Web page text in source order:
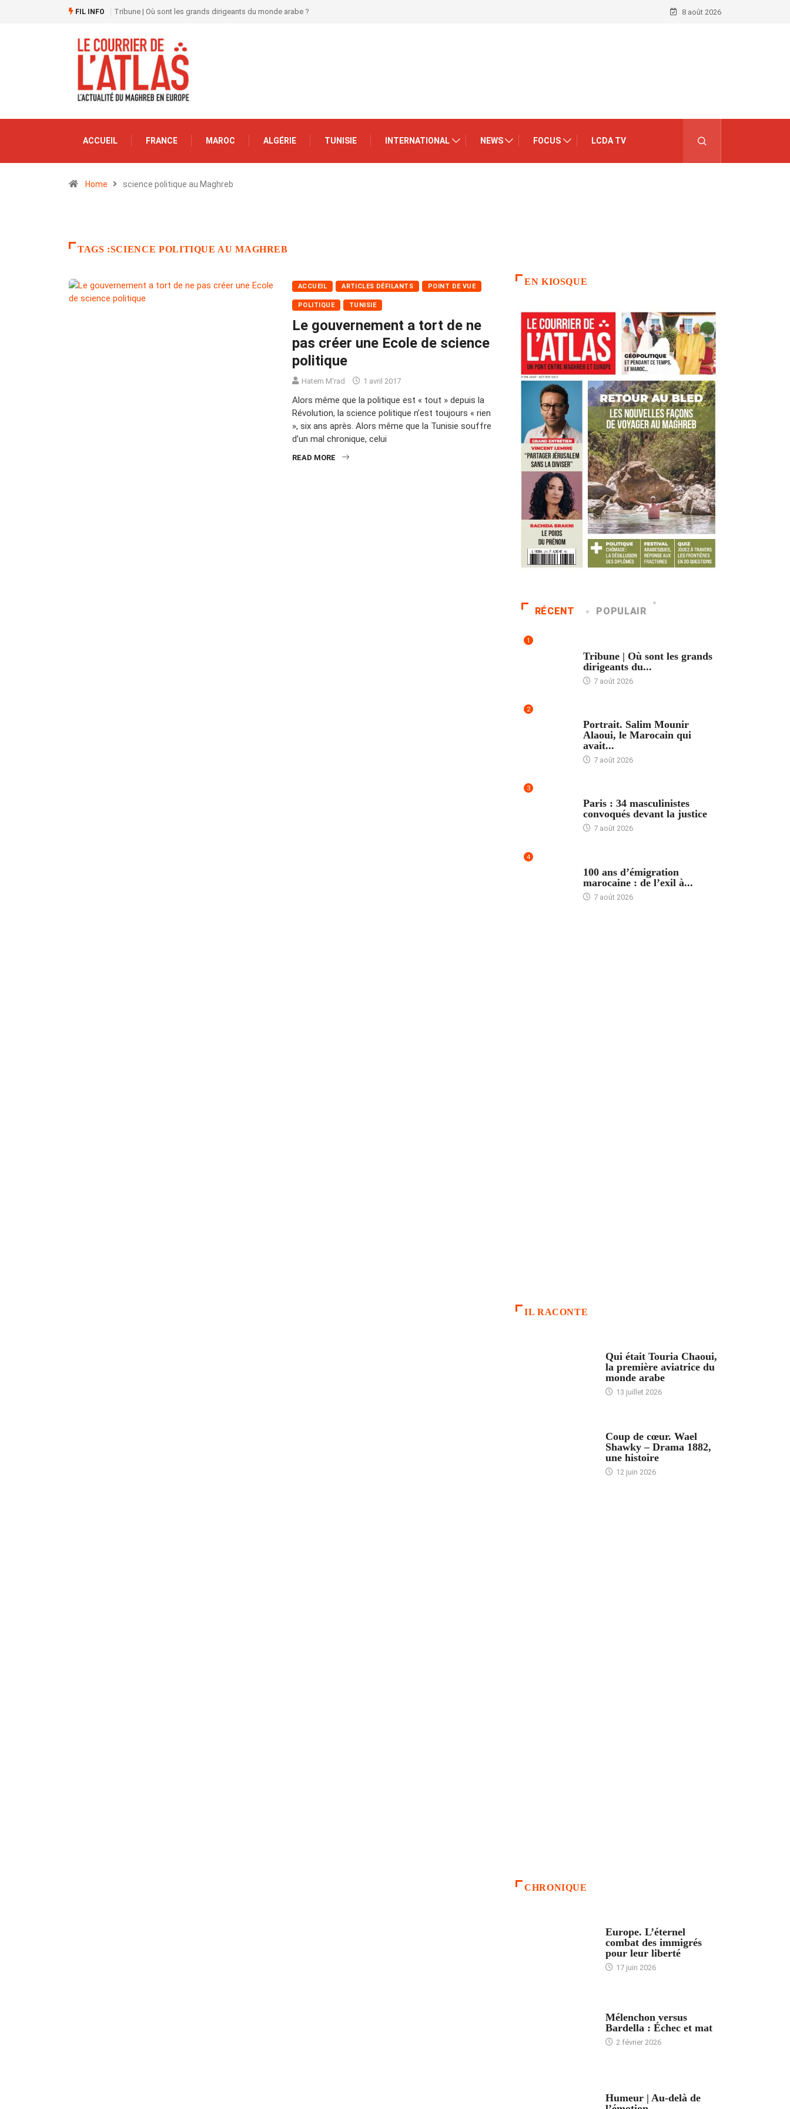
FIL INFO Tribune | Où sont les grands dirigeants du monde arabe ? 8 août 2026
ACCUEIL FRANCE MAROC ALGÉRIE TUNISIE INTERNATIONAL NEWS FOCUS LCDA TV
Home science politique au Maghreb
TAGS :SCIENCE POLITIQUE AU MAGHREB
ACCUEIL ARTICLES DÉFILANTS POINT DE VUE
POLITIQUE TUNISIE
Le gouvernement a tort de ne
pas créer une Ecole de science
politique
Hatem M'rad 1 avril 2017
Alors même que la politique est « tout » depuis la
Révolution, la science politique n’est toujours « rien
», six ans après. Alors même que la Tunisie souffre
d’un mal chronique, celui
READ MORE
EN KIOSQUE
RÉCENT POPULAIR
1
Tribune | Où sont les grands
dirigeants du...
7 août 2026
2
Portrait. Salim Mounir
Alaoui, le Marocain qui
avait...
7 août 2026
3
Paris : 34 masculinistes
convoqués devant la justice
7 août 2026
4
100 ans d’émigration
marocaine : de l’exil à...
7 août 2026
IL RACONTE
Qui était Touria Chaoui,
la première aviatrice du
monde arabe
13 juillet 2026
Coup de cœur. Wael
Shawky – Drama 1882,
une histoire
12 juin 2026
CHRONIQUE
Europe. L’éternel
combat des immigrés
pour leur liberté
17 juin 2026
Mélenchon versus
Bardella : Échec et mat
2 février 2026
Humeur | Au-delà de